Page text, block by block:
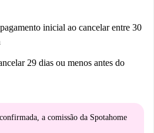
inicial ao cancelar entre 30
29 dias ou menos antes do
a comissão da Spotahome